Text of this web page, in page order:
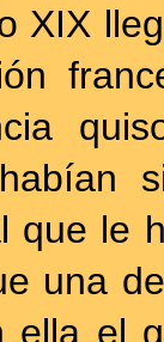
XIX
que le
una
ella el